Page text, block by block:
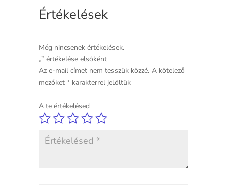
Értékelések
Még nincsenek értékelések.
„” értékelése elsőként
Az e-mail címet nem tesszük közzé. A kötelező
mezőket *karakterrel jelöltük
A te értékelésed